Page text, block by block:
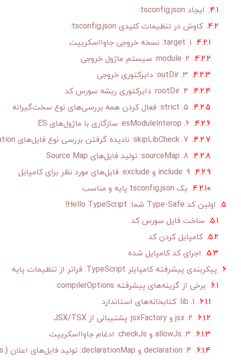
ایجاد tsconfig.json:
کاوش در تنظیمات کلیدی tsconfig.json:
1. target: نسخه خروجی جاوااسکریپت
2. module: سیستم ماژول خروجی
3. outDir: دایرکتوری خروجی
4. rootDir: دایرکتوری ریشه سورس کد
5. strict: فعال کردن همه بررسی‌های نوع سخت‌گیرانه
6. esModuleInterop: سازگاری با ماژول‌های ES
7. skipLibCheck: نادیده گرفتن بررسی نوع فایل‌های Declaration
8. sourceMap: تولید فایل‌های Source Map
9. include و exclude: فایل‌های مورد نظر برای کامپایل
یک tsconfig.json پایه و مناسب:
اولین کد Type-Safe شما: Hello TypeScript!
ساخت فایل سورس کد
کامپایل کردن کد
اجرای کد کامپایل شده
پیکربندی پیشرفته کامپایلر TypeScript: فراتر از تنظیمات پایه
برخی از گزینه‌های پیشرفته compilerOptions:
1. lib: کتابخانه‌های استاندارد
2. jsx و jsxFactory: پشتیبانی از JSX/TSX
3. allowJs و checkJs: ادغام جاوااسکریپت
4. declaration و declarationMap: تولید فایل‌های اعلان (.d.ts)